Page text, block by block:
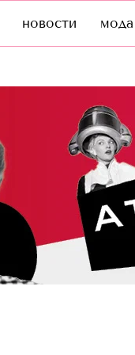
новости мода